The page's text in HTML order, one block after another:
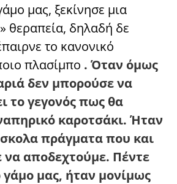
μας, ξεκίνησε μια
θεραπεία, δηλαδή δε
το κανονικό
πλασίμπο . Όταν όμως
δεν μπορούσε να
το γεγονός πως θα
καροτσάκι. Ήταν
πράγματα που και
να αποδεχτούμε. Πέντε
γάμο μας, ήταν μονίμως